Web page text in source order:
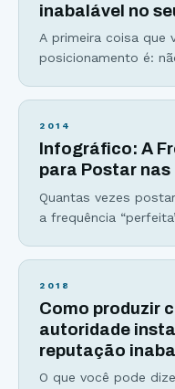
inabalável no
A primeira coisa que
posicionamento é:
clientes enxergam
trabalho como algo
2014
Infográfico: A
para Postar nas
Quantas vezes
a frequência
aquela comida que
hora você vai enjoar.
impossível enjoar
2018
Como produzir
autoridade
reputação
O que você pode